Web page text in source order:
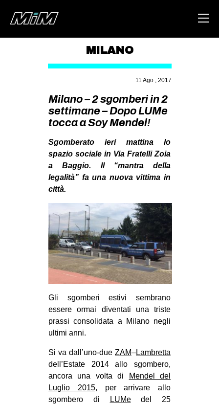
AREA
DEGENERAZIONE
GAZA FREESTYLE
CSOA LAMBRETTA
ZAM
MILANO
MOBILITAZIONI
SPAZI
SPORT POPOLARE
MOVIMENTI
AMBIENTE
GENERI
MIGRAZIONI
PRECARIATO
MILANO
11 Ago , 2017
Milano – 2 sgomberi in 2
settimane – Dopo LUMe
tocca a Soy Mendel!
Sgomberato ieri mattina lo
spazio sociale in Via Fratelli Zoia
a Baggio. Il “mantra della
legalità” fa una nuova vittima in
città.
Gli sgomberi estivi sembrano
essere ormai diventati una triste
prassi consolidata a Milano negli
ultimi anni.
Si va dall’uno-due ZAM–Lambretta
dell’Estate 2014 allo sgombero,
ancora una volta di
Mendel del
Luglio 2015, per arrivare allo
sgombero di
LUMedel 25